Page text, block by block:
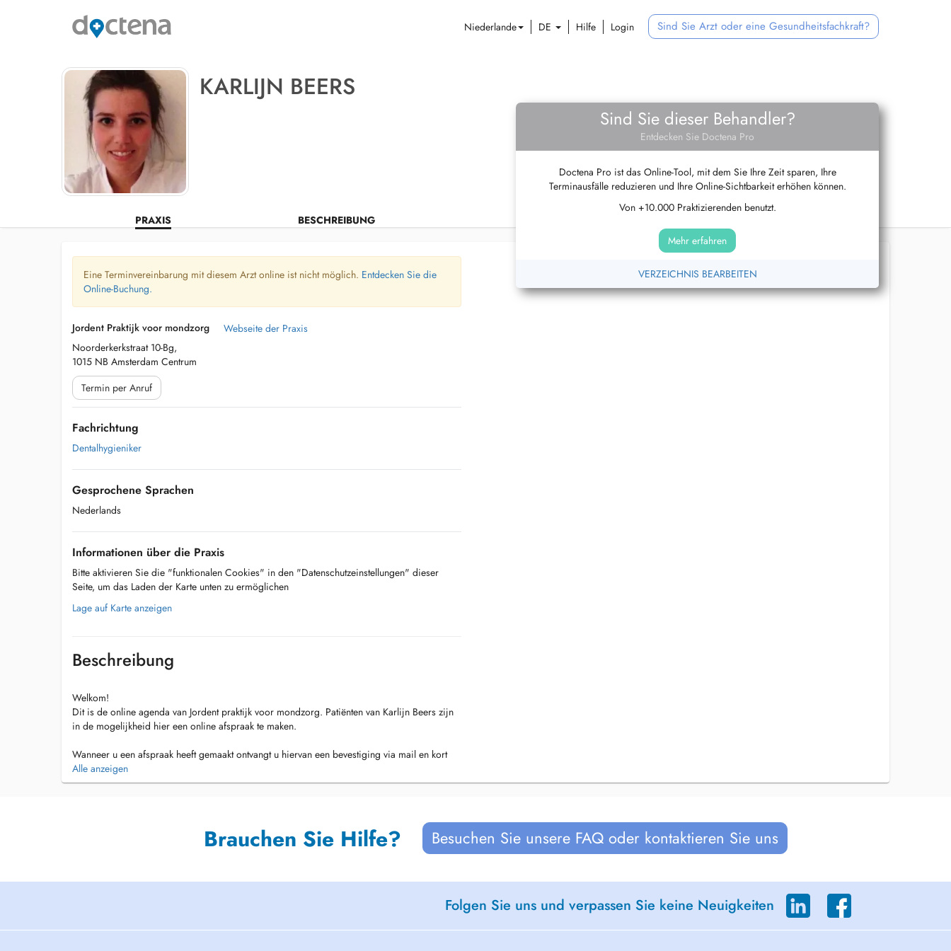
Niederlande DE Hilfe Login Sind Sie Arzt oder eine Gesundheitsfachkraft?
KARLIJN BEERS
PRAXIS BESCHREIBUNG
Sind Sie dieser Behandler?
Entdecken Sie Doctena Pro
Doctena Pro ist das Online-Tool, mit dem Sie Ihre Zeit sparen, Ihre
Terminausfälle reduzieren und Ihre Online-Sichtbarkeit erhöhen können.
Von +10.000 Praktizierenden benutzt.
Mehr erfahren
VERZEICHNIS BEARBEITEN
Eine Terminvereinbarung mit diesem Arzt online ist nicht möglich. Entdecken Sie die
Online-Buchung.
Jordent Praktijk voor mondzorg
Noorderkerkstraat 10-Bg,
1015 NB Amsterdam Centrum
Webseite der Praxis
Termin per Anruf
Fachrichtung
Dentalhygieniker
Gesprochene Sprachen
Nederlands
Informationen über die Praxis
Bitte aktivieren Sie die "funktionalen Cookies" in den "Datenschutzeinstellungen" dieser
Seite, um das Laden der Karte unten zu ermöglichen
Lage auf Karte anzeigen
Beschreibung
Welkom!
Dit is de online agenda van Jordent praktijk voor mondzorg. Patiënten van Karlijn Beers zijn
in de mogelijkheid hier een online afspraak te maken.
Wanneer u een afspraak heeft gemaakt ontvangt u hiervan een bevestiging via mail en kort
voor de afspraak een mail en sms om u te herinneren aan uw afspraak.
Alle anzeigen
Brauchen Sie Hilfe? Besuchen Sie unsere FAQ oder kontaktieren Sie uns
Folgen Sie uns und verpassen Sie keine Neuigkeiten